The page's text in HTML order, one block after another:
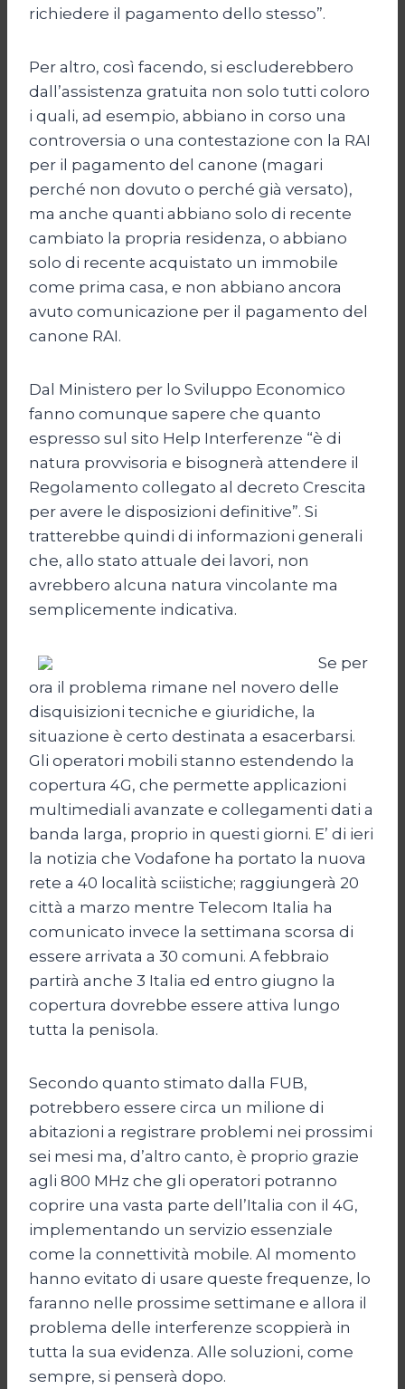
richiedere il pagamento dello stesso”.
Per altro, così facendo, si escluderebbero
dall’assistenza gratuita non solo tutti coloro
i quali, ad esempio, abbiano in corso una
controversia o una contestazione con la RAI
per il pagamento del canone (magari
perché non dovuto o perché già versato),
ma anche quanti abbiano solo di recente
cambiato la propria residenza, o abbiano
solo di recente acquistato un immobile
come prima casa, e non abbiano ancora
avuto comunicazione per il pagamento del
canone RAI.
Dal Ministero per lo Sviluppo Economico
fanno comunque sapere che quanto
espresso sul sito Help Interferenze “è di
natura provvisoria e bisognerà attendere il
Regolamento collegato al decreto Crescita
per avere le disposizioni definitive”. Si
tratterebbe quindi di informazioni generali
che, allo stato attuale dei lavori, non
avrebbero alcuna natura vincolante ma
semplicemente indicativa.
Se per
ora il problema rimane nel novero delle
disquisizioni tecniche e giuridiche, la
situazione è certo destinata a esacerbarsi.
Gli operatori mobili stanno estendendo la
copertura 4G, che permette applicazioni
multimediali avanzate e collegamenti dati a
banda larga, proprio in questi giorni. E’ di ieri
la notizia che Vodafone ha portato la nuova
rete a 40 località sciistiche; raggiungerà 20
città a marzo mentre Telecom Italia ha
comunicato invece la settimana scorsa di
essere arrivata a 30 comuni. A febbraio
partirà anche 3 Italia ed entro giugno la
copertura dovrebbe essere attiva lungo
tutta la penisola.
Secondo quanto stimato dalla FUB,
potrebbero essere circa un milione di
abitazioni a registrare problemi nei prossimi
sei mesi ma, d’altro canto, è proprio grazie
agli 800 MHz che gli operatori potranno
coprire una vasta parte dell’Italia con il 4G,
implementando un servizio essenziale
come la connettività mobile. Al momento
hanno evitato di usare queste frequenze, lo
faranno nelle prossime settimane e allora il
problema delle interferenze scoppierà in
tutta la sua evidenza. Alle soluzioni, come
sempre, si penserà dopo.